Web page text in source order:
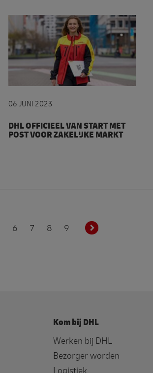
06 JUNI 2023
DHL OFFICIEEL VAN START MET
POST VOOR ZAKELIJKE MARKT
6 7 8 9
Kom bij DHL
Werken bij DHL
Bezorger worden